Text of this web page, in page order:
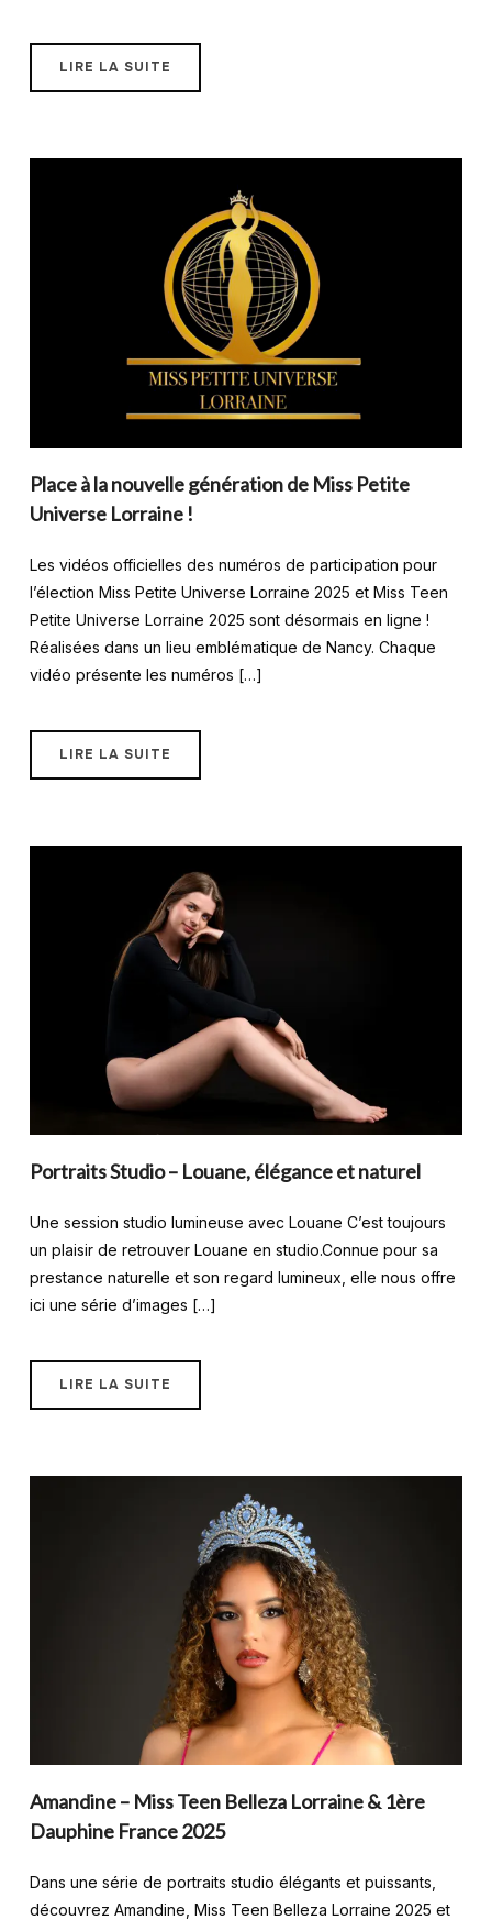
LIRE LA SUITE
Place à la nouvelle génération de Miss Petite
Universe Lorraine !
Les vidéos officielles des numéros de participation pour
l’élection Miss Petite Universe Lorraine 2025 et Miss Teen
Petite Universe Lorraine 2025 sont désormais en ligne !
Réalisées dans un lieu emblématique de Nancy. Chaque
vidéo présente les numéros […]
LIRE LA SUITE
Portraits Studio – Louane, élégance et naturel
Une session studio lumineuse avec Louane C’est toujours
un plaisir de retrouver Louane en studio.Connue pour sa
prestance naturelle et son regard lumineux, elle nous offre
ici une série d’images […]
LIRE LA SUITE
Amandine – Miss Teen Belleza Lorraine & 1ère
Dauphine France 2025
Dans une série de portraits studio élégants et puissants,
découvrez Amandine, Miss Teen Belleza Lorraine 2025 et